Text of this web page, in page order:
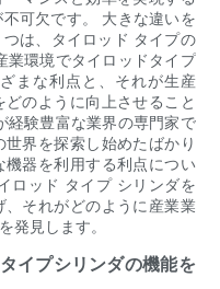
可欠です。 大きな違いを
は、タイロッド タイプの
業環境でタイロッドタイプ
まな利点と、それが生産
のように向上させること
経験豊富な業界の専門家で
界を探索し始めたばかり
器を利用する利点につい
ロッド タイプ シリンダを
それがどのように産業業
発見します。
イプシリンダの機能を